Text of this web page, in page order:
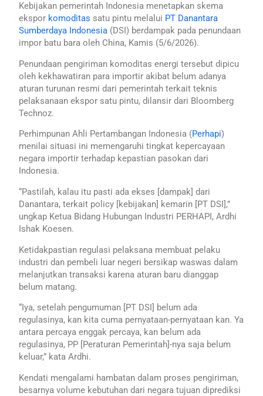
Kebijakan pemerintah Indonesia menetapkan skema
ekspor komoditas satu pintu melalui PT Danantara
Sumberdaya Indonesia (DSI) berdampak pada penundaan
impor batu bara oleh China, Kamis (5/6/2026).
Penundaan pengiriman komoditas energi tersebut dipicu
oleh kekhawatiran para importir akibat belum adanya
aturan turunan resmi dari pemerintah terkait teknis
pelaksanaan ekspor satu pintu, dilansir dari Bloomberg
Technoz.
Perhimpunan Ahli Pertambangan Indonesia (Perhapi)
menilai situasi ini memengaruhi tingkat kepercayaan
negara importir terhadap kepastian pasokan dari
Indonesia.
“Pastilah, kalau itu pasti ada ekses [dampak] dari
Danantara, terkait policy [kebijakan] kemarin [PT DSI],”
ungkap Ketua Bidang Hubungan Industri PERHAPI, Ardhi
Ishak Koesen.
Ketidakpastian regulasi pelaksana membuat pelaku
industri dan pembeli luar negeri bersikap waswas dalam
melanjutkan transaksi karena aturan baru dianggap
belum matang.
“Iya, setelah pengumuman [PT DSI] belum ada
regulasinya, kan kita cuma pernyataan-pernyataan kan. Ya
antara percaya enggak percaya, kan belum ada
regulasinya, PP [Peraturan Pemerintah]-nya saja belum
keluar,” kata Ardhi.
Kendati mengalami hambatan dalam proses pengiriman,
besarnya volume kebutuhan dari negara tujuan diprediksi